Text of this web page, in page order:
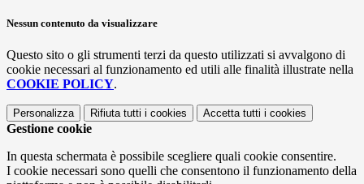
Nessun contenuto da visualizzare
Questo sito o gli strumenti terzi da questo utilizzati si avvalgono di
cookie necessari al funzionamento ed utili alle finalità illustrate nella
COOKIE POLICY.
Personalizza Rifiuta tutti i cookies Accetta tutti i cookies
Gestione cookie
In questa schermata è possibile scegliere quali cookie consentire.
I cookie necessari sono quelli che consentono il funzionamento della